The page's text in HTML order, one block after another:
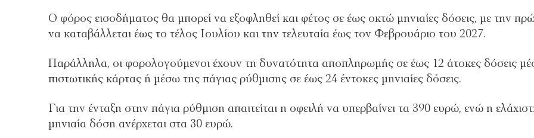
Ο φόρος εισοδήματος θα μπορεί να εξοφληθεί και φέτος σε έως οκτώ μηνιαίες δόσεις, με την
να καταβάλλεται έως το τέλος Ιουλίου και την τελευταία έως τον Φεβρουάριο του 2027.
Παράλληλα, οι φορολογούμενοι έχουν τη δυνατότητα αποπληρωμής σε έως 12 άτοκες δόσεις
πιστωτικής κάρτας ή μέσω της πάγιας ρύθμισης σε έως 24 έντοκες μηνιαίες δόσεις.
Για την ένταξη στην πάγια ρύθμιση απαιτείται η οφειλή να υπερβαίνει τα 390 ευρώ, ενώ η
μηνιαία δόση ανέρχεται στα 30 ευρώ.